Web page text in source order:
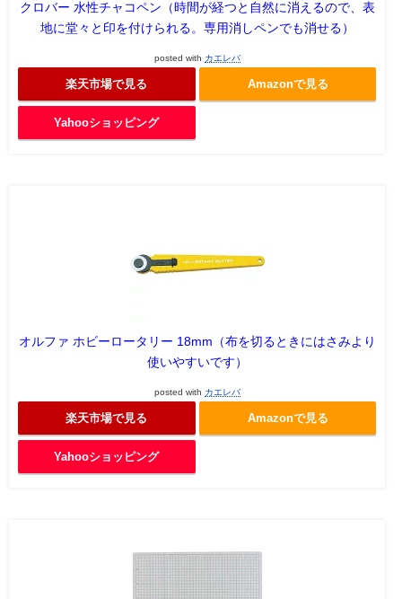
クロバー 水性チャコペン（時間が経つと自然に消えるので、表
地に堂々と印を付けられる。専用消しペンでも消せる）
posted with カエレバ
楽天市場で見る Amazonで見る
Yahooショッピング
オルファ ホビーロータリー 18mm（布を切るときにはさみより
使いやすいです）
posted with カエレバ
楽天市場で見る Amazonで見る
Yahooショッピング